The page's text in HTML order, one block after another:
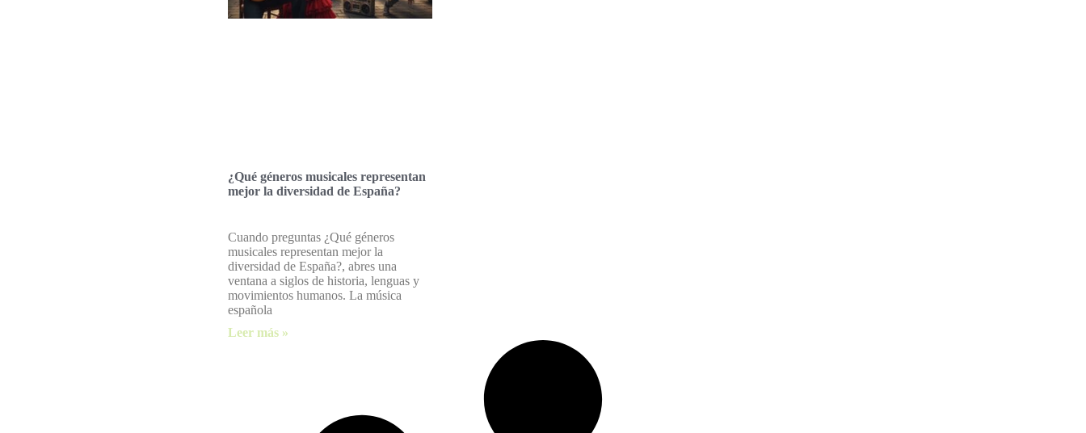
¿Qué géneros musicales representan
mejor la diversidad de España?
Cuando preguntas ¿Qué géneros
musicales representan mejor la
diversidad de España?, abres una
ventana a siglos de historia, lenguas y
movimientos humanos. La música
española
Leer más »